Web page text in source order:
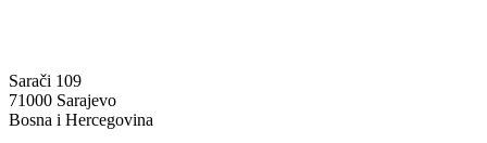
Sarači 109
71000 Sarajevo
Bosna i Hercegovina